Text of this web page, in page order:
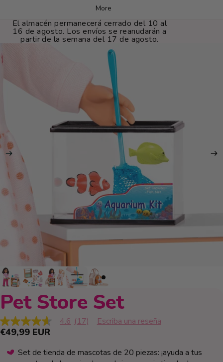
More
El almacén permanecerá cerrado del 10 al
16 de agosto. Los envíos se reanudarán a
partir de la semana del 17 de agosto.
IR DIRECTAMENTE A LA INFORMACIÓN DEL PRODUCTO
Pet Store Set
4.6
de
estrellas,
valor
4.6 (17) Escriba una reseña
€49,99 EUR
Set de tienda de mascotas de 20 piezas: ¡ayuda a tus